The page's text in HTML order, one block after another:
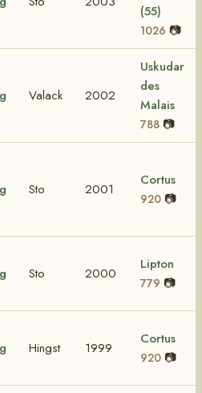
(55)
1026 📷
Valack 2002
Uskudar
des
Malais
788 📷
Sto 2001
Cortus
920 📷
Sto 2000
Lipton
779 📷
Hingst 1999
Cortus
920 📷